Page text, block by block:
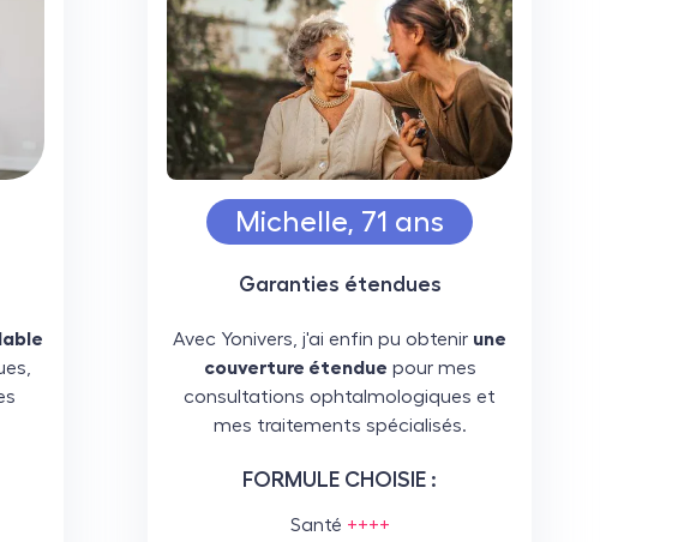
Michelle, 71 ans
Garanties étendues
Avec Yonivers, j'ai enfin pu obtenir une
couverture étendue pour mes
consultations ophtalmologiques et
mes traitements spécialisés.
FORMULE CHOISIE :
Santé ++++